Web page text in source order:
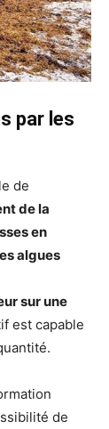
par les
de
de la
en
algues
sur une
est capable
de